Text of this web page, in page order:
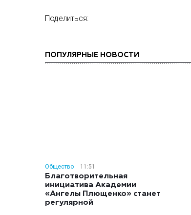
Поделиться:
ПОПУЛЯРНЫЕ НОВОСТИ
Общество 11:51
Благотворительная
инициатива Академии
«Ангелы Плющенко» станет
регулярной